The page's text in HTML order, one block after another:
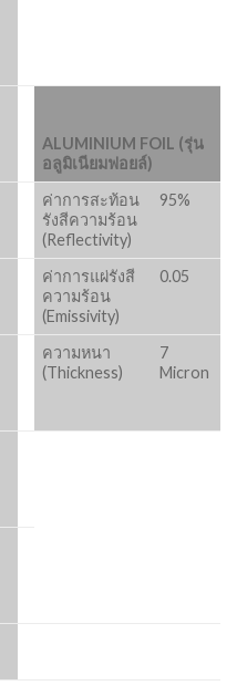
ALUMINIUM FOIL (รุ่น
อลูมิเนียมฟอยล์)
ค่าการสะท้อน
รังสีความร้อน
(Reflectivity)
95%
ค่าการแผ่รังสี
ความร้อน
(Emissivity)
0.05
ความหนา
(Thickness)
7
Micron